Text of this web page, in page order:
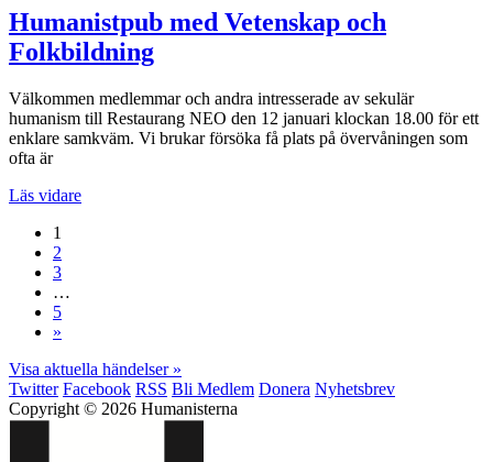
Humanistpub med Vetenskap och
Folkbildning
Välkommen medlemmar och andra intresserade av sekulär
humanism till Restaurang NEO den 12 januari klockan 18.00 för ett
enklare samkväm. Vi brukar försöka få plats på övervåningen som
ofta är
Läs vidare
1
2
3
…
5
»
Visa aktuella händelser »
Twitter Facebook RSS Bli Medlem Donera Nyhetsbrev
Copyright © 2026 Humanisterna